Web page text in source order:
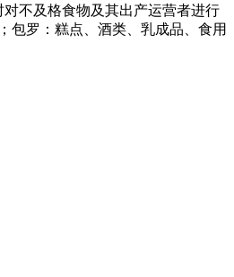
不及格食物及其出产运营者进行
包罗：糕点、酒类、乳成品、食用